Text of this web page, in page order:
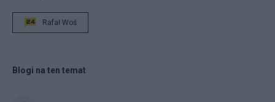
Rafał Woś
Blogi na ten temat